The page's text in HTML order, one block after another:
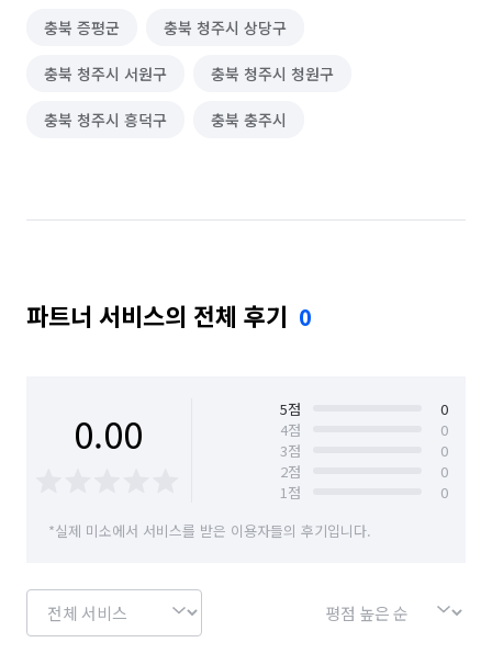
충북 증평군 충북 청주시 상당구
충북 청주시 서원구 충북 청주시 청원구
충북 청주시 흥덕구 충북 충주시
파트너 서비스의 전체 후기 0
0.00 5점
0
4점
0
3점
0
2점
0
1점
0
*실제 미소에서 서비스를 받은 이용자들의 후기입니다.